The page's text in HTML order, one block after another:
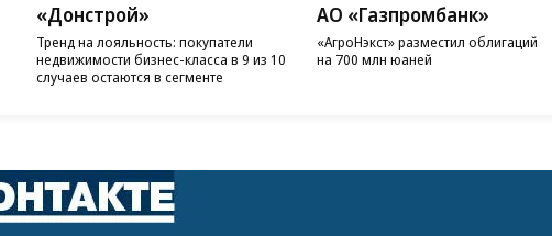
«Донстрой»
Тренд на лояльность: покупатели
недвижимости бизнес-класса в 9 из 10
случаев остаются в сегменте
АО «Газпромбанк»
«АгроНэкст» разместил облигаций
на 700 млн юаней